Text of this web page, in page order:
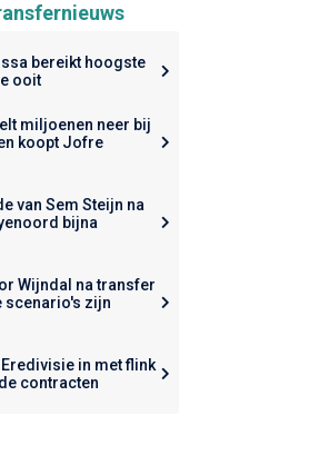
bereikt hoogste
ooit
miljoenen neer bij
koopt Jofre
van Sem Steijn na
bijna
Wijndal na transfer
scenario's zijn
in met flink
contracten